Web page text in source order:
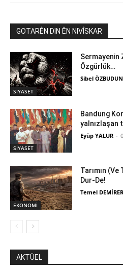
GOTARÊN DIN ÊN NIVÎSKAR
SİYASET
Sermayenin
Özgürlük…
Sibel
SİYASET
Bandung
yalnızlaşan
Eyüp YALUR -
EKONOMİ
Tarımın (Ve
Dur-De!
Temel DEMİRER
AKTÜEL